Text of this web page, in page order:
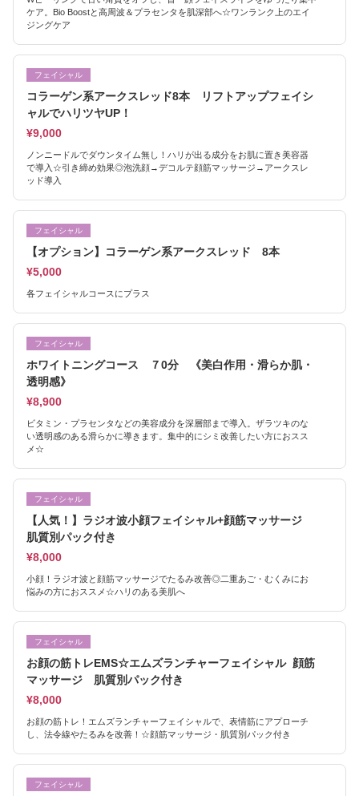
ケア。Bio Boostと高周波＆プラセンタを肌深部へ☆ワンランク上のエイ
ジングケア
フェイシャル
コラーゲン系アークスレッド8本 リフトアップフェイシ
ャルでハリツヤUP！
¥9,000
ノンニードルでダウンタイム無し！ハリが出る成分をお肌に置き美容器
で導入☆引き締め効果◎泡洗顔→デコルテ顔筋マッサージ→アークスレ
ッド導入
フェイシャル
【オプション】コラーゲン系アークスレッド 8本
¥5,000
各フェイシャルコースにプラス
フェイシャル
ホワイトニングコース ７0分 《美白作用・滑らか肌・
透明感》
¥8,900
ビタミン・プラセンタなどの美容成分を深層部まで導入。ザラツキのな
い透明感のある滑らかに導きます。集中的にシミ改善したい方におスス
メ☆
フェイシャル
【人気！】ラジオ波小顔フェイシャル+顔筋マッサージ
肌質別パック付き
¥8,000
小顔！ラジオ波と顔筋マッサージでたるみ改善◎二重あご・むくみにお
悩みの方におススメ☆ハリのある美肌へ
フェイシャル
お顔の筋トレEMS☆エムズランチャーフェイシャル 顔筋
マッサージ 肌質別パック付き
¥8,000
お顔の筋トレ！エムズランチャーフェイシャルで、表情筋にアプローチ
し、法令線やたるみを改善！☆顔筋マッサージ・肌質別パック付き
フェイシャル